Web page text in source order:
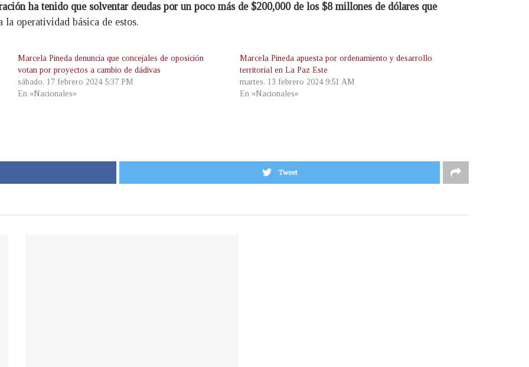
ha tenido que solventar deudas por un poco más de $200,000 de los $8 millones de dólares que
la operatividad básica de estos.
Marcela Pineda denuncia que concejales de oposición
votan por proyectos a cambio de dádivas
sábado, 17 febrero 2024 5:37 PM
En «Nacionales»
Marcela Pineda apuesta por ordenamiento y desarrollo
territorial en La Paz Este
martes, 13 febrero 2024 9:51 AM
En «Nacionales»
Tweet